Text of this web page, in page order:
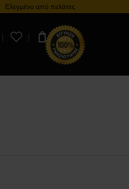
Ελεγμένο από πελάτες
0,00 €